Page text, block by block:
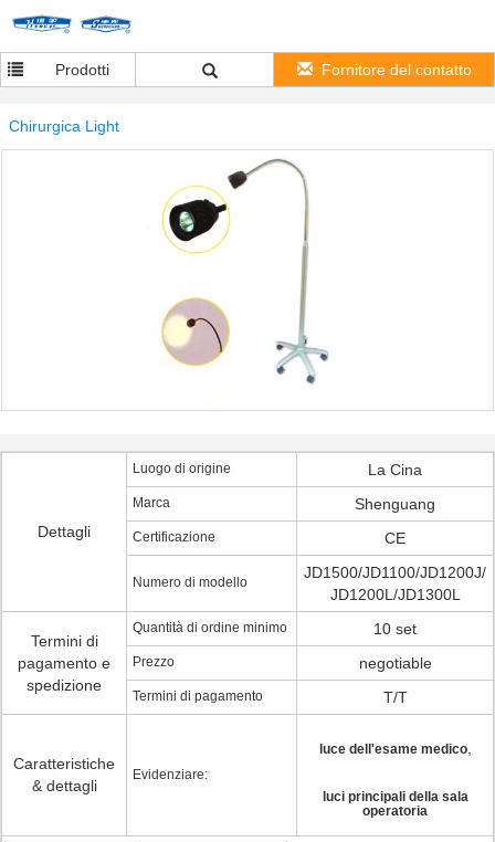
Prodotti Fornitore del contatto
Chirurgica Light
Dettagli
Luogo di origine La Cina
Marca Shenguang
Certificazione CE
Numero di modello
JD1500/JD1100/JD1200J/
JD1200L/JD1300L
Termini di
pagamento e
spedizione
Quantità di ordine minimo 10 set
Prezzo negotiable
Termini di pagamento T/T
Caratteristiche
& dettagli
Evidenziare:
luce dell'esame medico,
luci principali della sala
operatoria